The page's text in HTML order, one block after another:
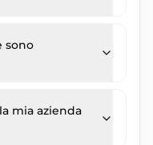
sono
mia azienda